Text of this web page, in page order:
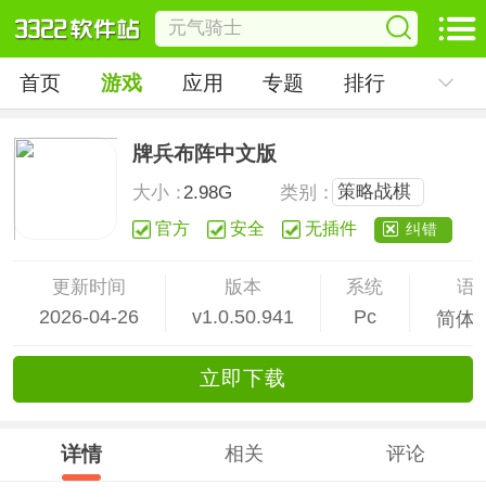
首页 游戏 应用 专题 排行
牌兵布阵中文版
大小：2.98G 类别： 策略战棋
官方 安全 无插件 纠错
更新时间
2026-04-26
版本
v1.0.50.941
系统
Pc
语
简体
立即下载
详情 相关 评论